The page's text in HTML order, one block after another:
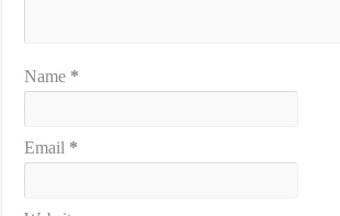
Name *
Email *